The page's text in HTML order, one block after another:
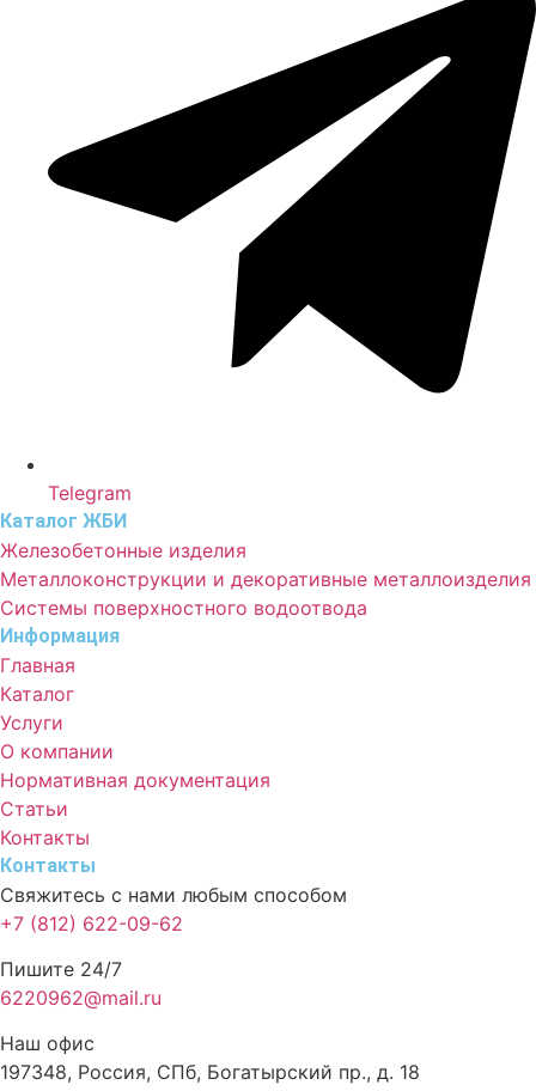
Telegram
Каталог ЖБИ
Железобетонные изделия
Металлоконструкции и декоративные металлоизделия
Системы поверхностного водоотвода
Информация
Главная
Каталог
Услуги
О компании
Нормативная документация
Статьи
Контакты
Контакты
Свяжитесь с нами любым способом
+7 (812) 622-09-62
Пишите 24/7
6220962@mail.ru
Наш офис
197348, Россия, СПб, Богатырский пр., д. 18